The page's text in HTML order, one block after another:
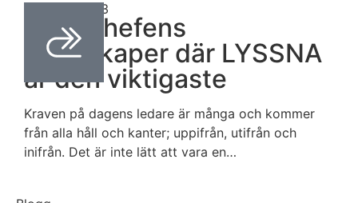
april 24, 2023
Drömchefens
egenskaper där LYSSNA
är den viktigaste
Kraven på dagens ledare är många och kommer
från alla håll och kanter; uppifrån, utifrån och
inifrån. Det är inte lätt att vara en…